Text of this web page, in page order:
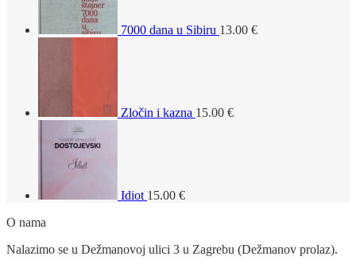
7000 dana u Sibiru 13.00 €
Zločin i kazna 15.00 €
Idiot 15.00 €
O nama
Nalazimo se u Dežmanovoj ulici 3 u Zagrebu (Dežmanov prolaz).